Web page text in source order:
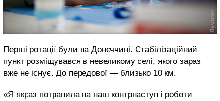
Перші ротації були на Донеччині. Стабілізаційний
пункт розміщувався в невеликому селі, якого зараз
вже не існує. До передової — близько 10 км.
«Я якраз потрапила на наш контрнаступ і роботи